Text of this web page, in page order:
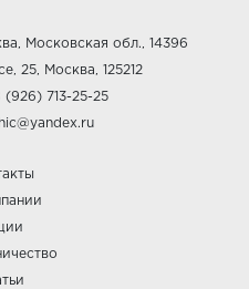
Московская обл., 14396
25, Москва, 125212
(926) 713-25-25